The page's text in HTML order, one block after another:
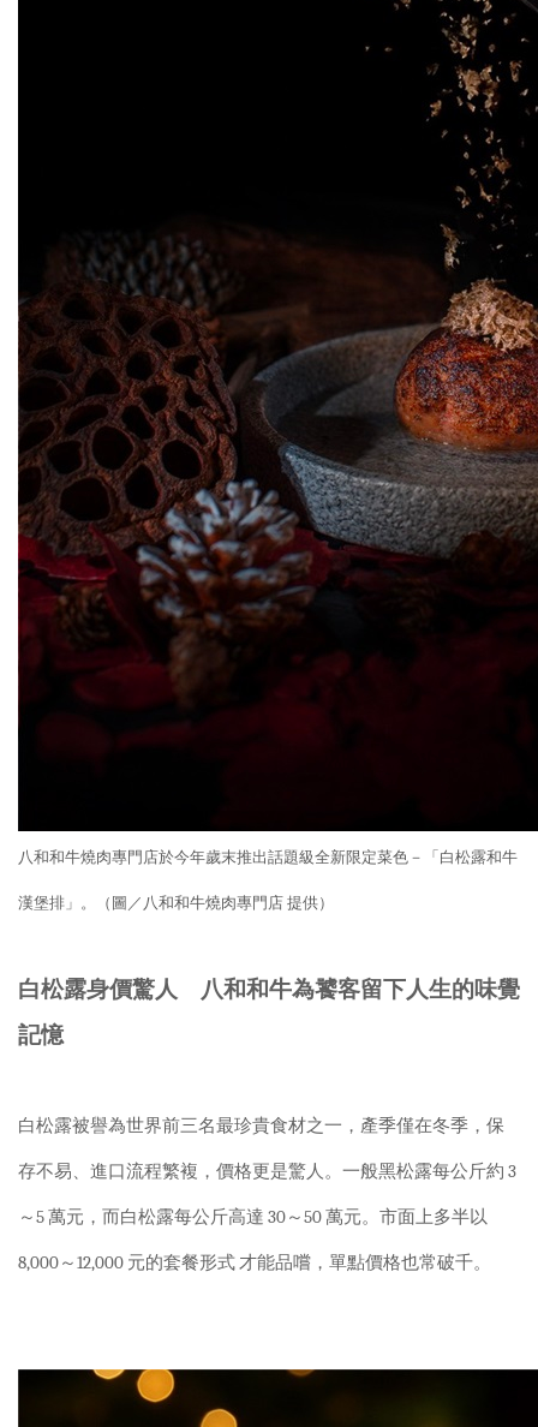
八和和牛燒肉專門店於今年歲末推出話題級全新限定菜色－「白松露和牛
漢堡排」。（圖／八和和牛燒肉專門店 提供）
白松露身價驚人 八和和牛為饕客留下人生的味覺
記憶
白松露被譽為世界前三名最珍貴食材之一，產季僅在冬季，保
存不易、進口流程繁複，價格更是驚人。一般黑松露每公斤約 3
～5萬元，而白松露每公斤高達 30～50萬元。市面上多半以
8,000～12,000 元的套餐形式才能品嚐，單點價格也常破千。